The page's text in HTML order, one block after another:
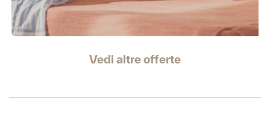
Vedi altre offerte